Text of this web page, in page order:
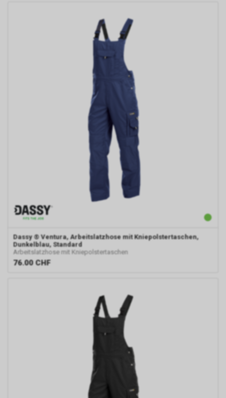
Dassy ® Ventura, Arbeitslatzhose mit Kniepolstertaschen,
Dunkelblau, Standard
Arbeitslatzhose mit Kniepolstertaschen
76.00 CHF